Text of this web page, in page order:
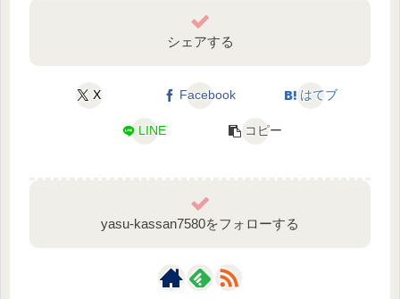
シェアする
X Facebook はてブ
LINE コピー
yasu-kassan7580をフォローする